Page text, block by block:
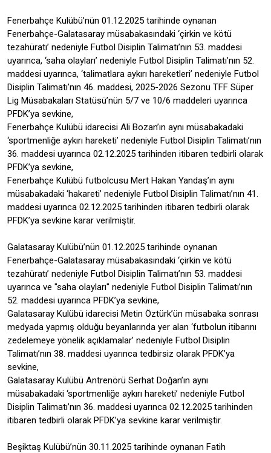
Fenerbahçe Kulübü’nün 01.12.2025 tarihinde oynanan
Fenerbahçe-Galatasaray müsabakasındaki ‘çirkin ve kötü
tezahüratı’ nedeniyle Futbol Disiplin Talimatı’nın 53. maddesi
uyarınca, ‘saha olayları’ nedeniyle Futbol Disiplin Talimatı’nın 52.
maddesi uyarınca, ‘talimatlara aykırı hareketleri’ nedeniyle Futbol
Disiplin Talimatı’nın 46. maddesi, 2025-2026 Sezonu TFF Süper
Lig Müsabakaları Statüsü’nün 5/7 ve 10/6 maddeleri uyarınca
PFDK’ya sevkine,
Fenerbahçe Kulübü idarecisi Ali Bozan’ın aynı müsabakadaki
‘sportmenliğe aykırı hareketi’ nedeniyle Futbol Disiplin Talimatı’nın
36. maddesi uyarınca 02.12.2025 tarihinden itibaren tedbirli olarak
PFDK’ya sevkine,
Fenerbahçe Kulübü futbolcusu Mert Hakan Yandaş’ın aynı
müsabakadaki ‘hakareti’ nedeniyle Futbol Disiplin Talimatı’nın 41.
maddesi uyarınca 02.12.2025 tarihinden itibaren tedbirli olarak
PFDK’ya sevkine karar verilmiştir.
Galatasaray Kulübü’nün 01.12.2025 tarihinde oynanan
Fenerbahçe-Galatasaray müsabakasındaki ‘çirkin ve kötü
tezahüratı’ nedeniyle Futbol Disiplin Talimatı’nın 53. maddesi
uyarınca ve "saha olayları" nedeniyle Futbol Disiplin Talimatı’nın
52. maddesi uyarınca PFDK’ya sevkine,
Galatasaray Kulübü idarecisi Metin Öztürk’ün müsabaka sonrası
medyada yapmış olduğu beyanlarında yer alan ‘futbolun itibarını
zedelemeye yönelik açıklamalar’ nedeniyle Futbol Disiplin
Talimatı’nın 38. maddesi uyarınca tedbirsiz olarak PFDK’ya
sevkine,
Galatasaray Kulübü Antrenörü Serhat Doğan’ın aynı
müsabakadaki ‘sportmenliğe aykırı hareketi’ nedeniyle Futbol
Disiplin Talimatı’nın 36. maddesi uyarınca 02.12.2025 tarihinden
itibaren tedbirli olarak PFDK’ya sevkine karar verilmiştir.
Beşiktaş Kulübü’nün 30.11.2025 tarihinde oynanan Fatih